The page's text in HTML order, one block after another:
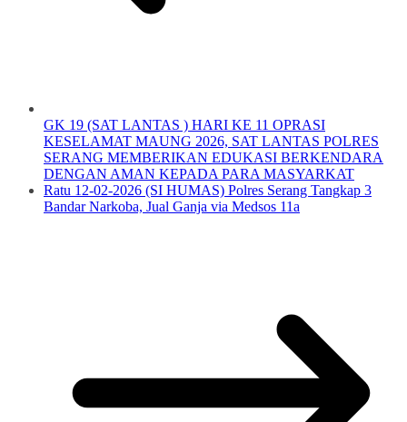
GK 19 (SAT LANTAS ) HARI KE 11 OPRASI
KESELAMAT MAUNG 2026, SAT LANTAS POLRES
SERANG MEMBERIKAN EDUKASI BERKENDARA
DENGAN AMAN KEPADA PARA MASYARKAT
Ratu 12-02-2026 (SI HUMAS) Polres Serang Tangkap 3
Bandar Narkoba, Jual Ganja via Medsos 11a